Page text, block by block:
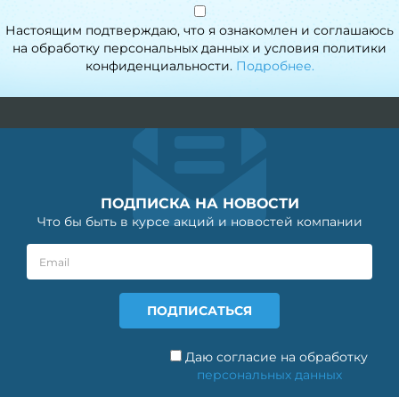
Настоящим подтверждаю, что я ознакомлен и соглашаюсь
на обработку персональных данных и условия политики
конфиденциальности. Подробнее.
ПОДПИСКА НА НОВОСТИ
Что бы быть в курсе акций и новостей компании
Даю согласие на обработку
персональных данных